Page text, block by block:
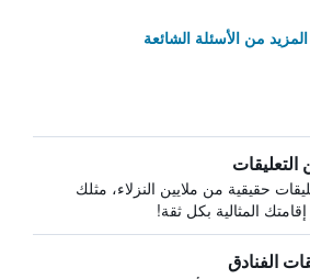
من الأسئلة الشائعة
التعليقات
حقيقية من ملايين النزلاء، مثلك
المثالية بكل ثقة!
الفنادق